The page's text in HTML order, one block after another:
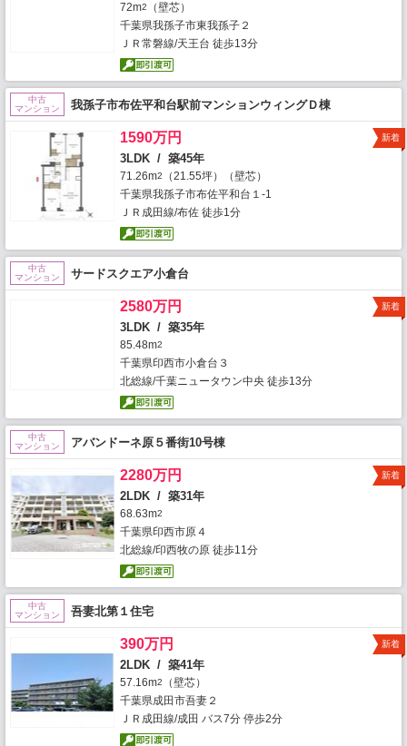
72m2
（壁芯）
千葉県我孫子市東我孫子２
ＪＲ常磐線/天王台 徒歩13分
中古
マンション
我孫子市布佐平和台駅前マンションウィングＤ棟
1590万円
3LDK / 築45年
71.26m2
（21.55坪）（壁芯）
千葉県我孫子市布佐平和台１-1
ＪＲ成田線/布佐 徒歩1分
新着
中古
マンション
サードスクエア小倉台
2580万円
3LDK / 築35年
85.48m2
千葉県印西市小倉台３
北総線/千葉ニュータウン中央 徒歩13分
新着
中古
マンション
アバンドーネ原５番街10号棟
2280万円
2LDK / 築31年
68.63m2
千葉県印西市原４
北総線/印西牧の原 徒歩11分
新着
中古
マンション
吾妻北第１住宅
390万円
2LDK / 築41年
57.16m2
（壁芯）
千葉県成田市吾妻２
ＪＲ成田線/成田 バス7分 停歩2分
新着